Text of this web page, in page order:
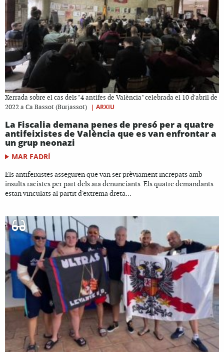
Xerrada sobre el cas dels "4 antifes de València" celebrada el 10 d'abril de
2022 a Ca Bassot (Burjassot)
| ARXIU
La Fiscalia demana penes de presó per a quatre
antifeixistes de València que es van enfrontar a
un grup neonazi
MAR FADRÍ
Els antifeixistes asseguren que van ser prèviament increpats amb
insults racistes per part dels ara denunciants. Els quatre demandants
estan vinculats al partit d'extrema dreta...